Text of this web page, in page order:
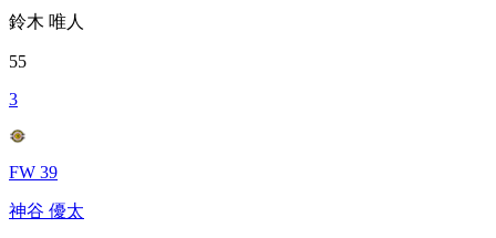
鈴木 唯人
55
3
FW 39
神谷 優太